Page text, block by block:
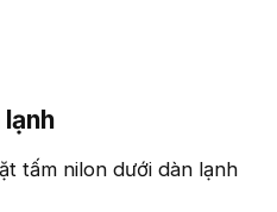
tấm nilon dưới dàn lạnh